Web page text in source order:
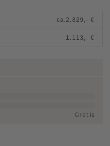
ca.2.829,- €
1.113,- €
Gratis